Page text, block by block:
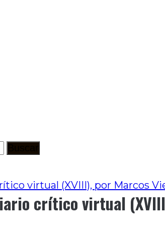
virtual (XVIII), por Marcos
crítico virtual